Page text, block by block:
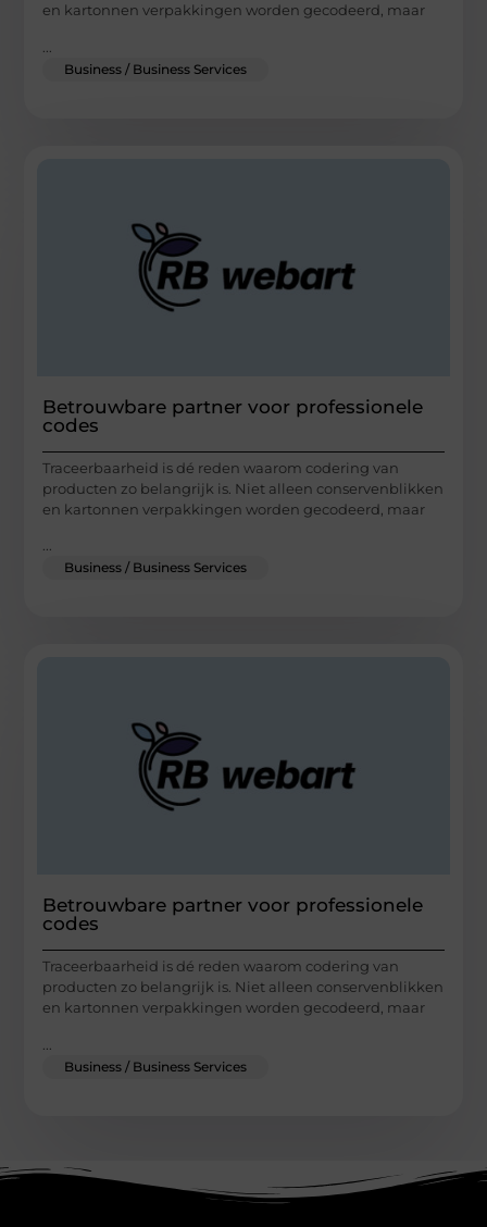
en kartonnen verpakkingen worden gecodeerd, maar
Business / Business Services
Betrouwbare partner voor professionele
codes
Traceerbaarheid is dé reden waarom codering van
producten zo belangrijk is. Niet alleen conservenblikken
en kartonnen verpakkingen worden gecodeerd, maar
...
Business / Business Services
Betrouwbare partner voor professionele
codes
Traceerbaarheid is dé reden waarom codering van
producten zo belangrijk is. Niet alleen conservenblikken
en kartonnen verpakkingen worden gecodeerd, maar
Business / Business Services